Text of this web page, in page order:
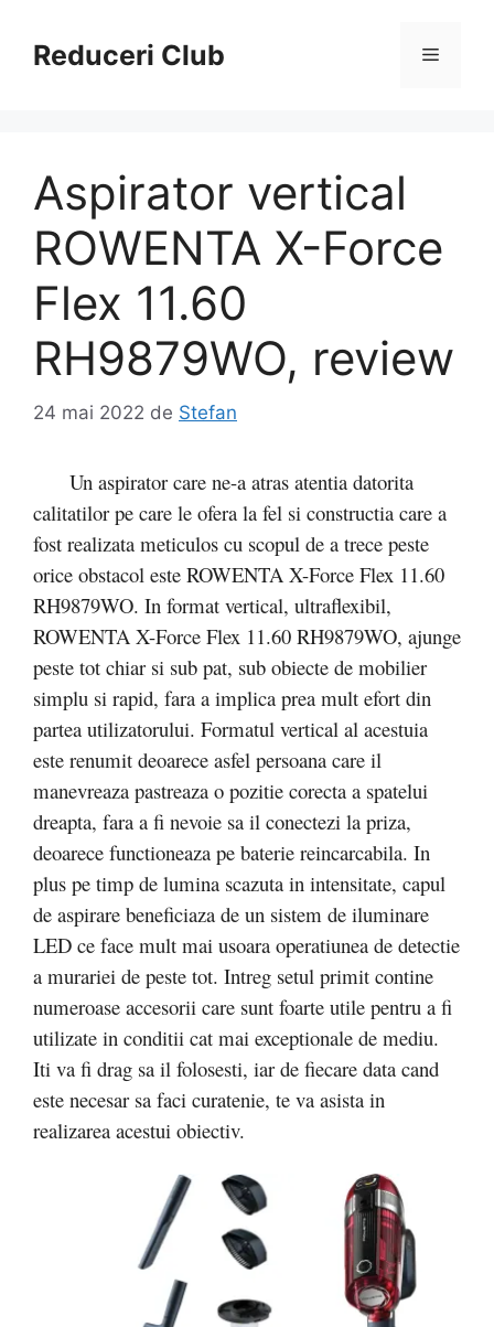
conținutReduceri Club Meniu
Aspirator vertical
ROWENTA X-Force
Flex 11.60
RH9879WO, review
24 mai 2022 de Stefan
Un aspirator care ne-a atras atentia datorita
calitatilor pe care le ofera la fel si constructia care a
fost realizata meticulos cu scopul de a trece peste
orice obstacol este ROWENTA X-Force Flex 11.60
RH9879WO. In format vertical, ultraflexibil,
ROWENTA X-Force Flex 11.60 RH9879WO, ajunge
peste tot chiar si sub pat, sub obiecte de mobilier
simplu si rapid, fara a implica prea mult efort din
partea utilizatorului. Formatul vertical al acestuia
este renumit deoarece asfel persoana care il
manevreaza pastreaza o pozitie corecta a spatelui
dreapta, fara a fi nevoie sa il conectezi la priza,
deoarece functioneaza pe baterie reincarcabila. In
plus pe timp de lumina scazuta in intensitate, capul
de aspirare beneficiaza de un sistem de iluminare
LED ce face mult mai usoara operatiunea de detectie
a murariei de peste tot. Intreg setul primit contine
numeroase accesorii care sunt foarte utile pentru a fi
utilizate in conditii cat mai exceptionale de mediu.
Iti va fi drag sa il folosesti, iar de fiecare data cand
este necesar sa faci curatenie, te va asista in
realizarea acestui obiectiv.